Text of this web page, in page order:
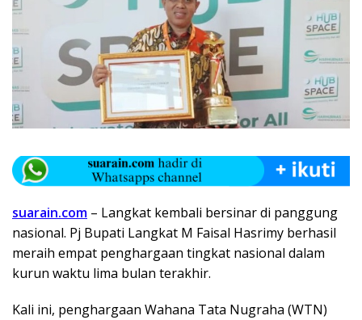
suarain.com – Langkat kembali bersinar di panggung
nasional. Pj Bupati Langkat M Faisal Hasrimy berhasil
meraih empat penghargaan tingkat nasional dalam
kurun waktu lima bulan terakhir.
Kali ini, penghargaan Wahana Tata Nugraha (WTN)